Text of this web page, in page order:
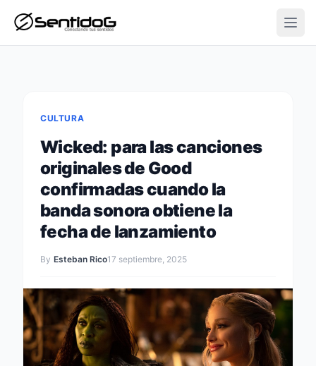
CULTURA
Wicked: para las canciones
originales de Good
confirmadas cuando la
banda sonora obtiene la
fecha de lanzamiento
By Esteban Rico17 septiembre, 2025